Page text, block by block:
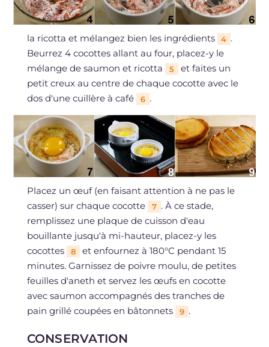
la ricotta et mélangez bien les ingrédients 4 .
Beurrez 4 cocottes allant au four, placez-y le
mélange de saumon et ricotta
5
et faites un
petit creux au centre de chaque cocotte avec le
dos d'une cuillère à café
6 .
Placez un œuf (en faisant attention à ne pas le
casser) sur chaque cocotte
7 . À ce stade,
remplissez une plaque de cuisson d'eau
bouillante jusqu'à mi-hauteur, placez-y les
cocottes
8
et enfournez à 180°C pendant 15
minutes. Garnissez de poivre moulu, de petites
feuilles d'aneth et servez les œufs en cocotte
avec saumon accompagnés des tranches de
pain grillé coupées en bâtonnets
9 .
CONSERVATION